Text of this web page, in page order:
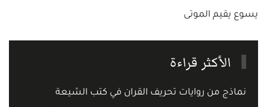
يسوع يقيم الموتى
الأكثر قراءة
نماذج من روايات تحريف القران في كتب الشيعة